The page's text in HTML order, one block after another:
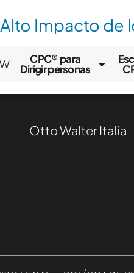
Impacto de
CPC® para
Dirigir personas
Otto Walter Italia